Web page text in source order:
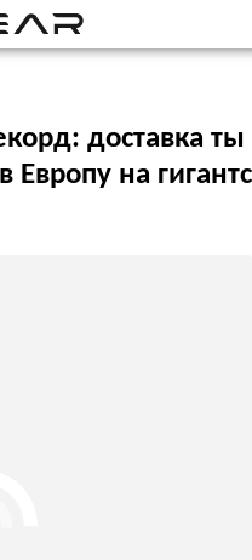
доставка ты
Европу на гигантс